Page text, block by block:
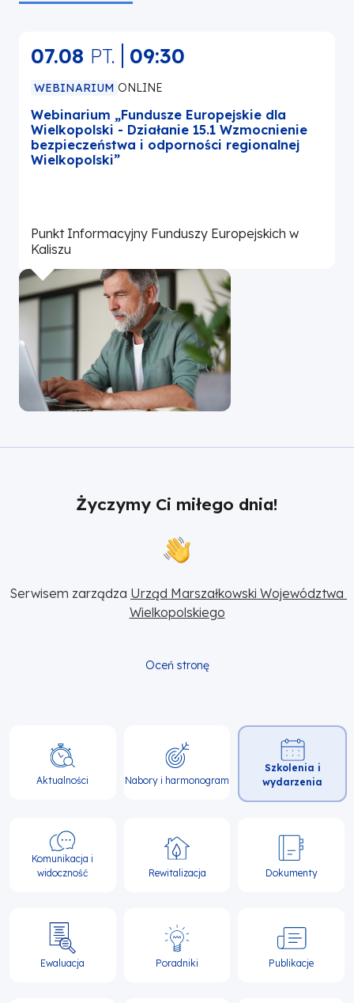
07.08 PT. 09:30
WEBINARIUM ONLINE
Webinarium „Fundusze Europejskie dla
Wielkopolski - Działanie 15.1 Wzmocnienie
bezpieczeństwa i odporności regionalnej
Wielkopolski”
Punkt Informacyjny Funduszy Europejskich w
Kaliszu
Życzymy Ci miłego dnia!
Serwisem zarządza Urząd Marszałkowski Województwa
Wielkopolskiego
Oceń stronę
Główna
nawigacja
Aktualności Nabory i harmonogram
Szkolenia i
wydarzenia
Komunikacja i
widoczność
Rewitalizacja Dokumenty
Ewaluacja Poradniki Publikacje